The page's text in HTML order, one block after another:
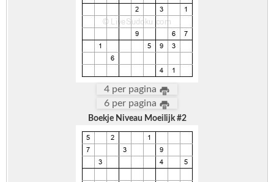
4 per pagina
6 per pagina
Boekje Niveau Moeilijk #2